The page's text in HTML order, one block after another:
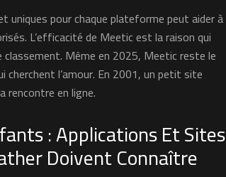
pour chaque plateforme peut aider à
L’efficacité de Meetic est la raison qui
Même en 2025, Meetic reste le
l’amour. En 2001, un petit site
rencontre en ligne.
: Applications Et Sites
Doivent Connaître